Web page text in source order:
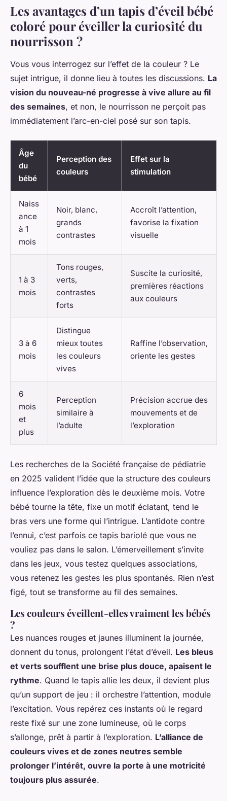
Les avantages d’un tapis d’éveil bébé
coloré pour éveiller la curiosité du
nourrisson ?
Vous vous interrogez sur l’effet de la couleur ? Le
sujet intrigue, il donne lieu à toutes les discussions. La
vision du nouveau-né progresse à vive allure au fil
des semaines, et non, le nourrisson ne perçoit pas
immédiatement l’arc-en-ciel posé sur son tapis.
Âge
du
bébé
Perception des
couleurs
Effet sur la
stimulation
Naiss
ance
à 1
mois
Noir, blanc,
grands
contrastes
Accroît l’attention,
favorise la fixation
visuelle
1 à 3
mois
Tons rouges,
verts,
contrastes
forts
Suscite la curiosité,
premières réactions
aux couleurs
3 à 6
mois
Distingue
mieux toutes
les couleurs
vives
Raffine l’observation,
oriente les gestes
6
mois
et
plus
Perception
similaire à
l’adulte
Précision accrue des
mouvements et de
l’exploration
Les recherches de la Société française de pédiatrie
en 2025 valident l’idée que la structure des couleurs
influence l’exploration dès le deuxième mois. Votre
bébé tourne la tête, fixe un motif éclatant, tend le
bras vers une forme qui l’intrigue. L’antidote contre
l’ennui, c’est parfois ce tapis bariolé que vous ne
vouliez pas dans le salon. L’émerveillement s’invite
dans les jeux, vous testez quelques associations,
vous retenez les gestes les plus spontanés. Rien n’est
figé, tout se transforme au fil des semaines.
Les couleurs éveillent-elles vraiment les bébés
?
Les nuances rouges et jaunes illuminent la journée,
donnent du tonus, prolongent l’état d’éveil. Les bleus
et verts soufflent une brise plus douce, apaisent le
rythme. Quand le tapis allie les deux, il devient plus
qu’un support de jeu : il orchestre l’attention, module
l’excitation. Vous repérez ces instants où le regard
reste fixé sur une zone lumineuse, où le corps
s’allonge, prêt à partir à l’exploration. L’alliance de
couleurs vives et de zones neutres semble
prolonger l’intérêt, ouvre la porte à une motricité
toujours plus assurée.